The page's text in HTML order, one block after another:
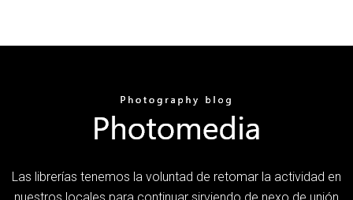
Las librerías tenemos la voluntad de retomar la actividad en